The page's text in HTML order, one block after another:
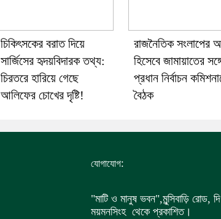
চিকিৎসকের বরাত দিয়ে
সার্জিসের হৃদয়বিদারক তথ্য:
চিরতরে হারিয়ে গেছে
আলিফের চোখের দৃষ্টি!
রাজনৈতিক সংলাপের
হিসেবে জামায়াতের
প্রধান নির্বাচন
বৈঠক
যোগাযোগ:
"মাটি ও মানুষ ভবন",মুন্সিবাড়ি রোড,
ময়মনসিংহ থেকে প্রকাশিত।